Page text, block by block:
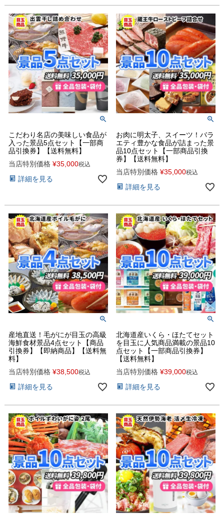
こだわり名店の美味しい食品が
入った景品5点セット【一部商
品引換券】【送料無料】
当店特別価格 ¥35,000税込
詳細を見る
お肉に明太子、スイーツ！バラ
エティ豊かな食品が詰まった景
品10点セット【一部商品引換
券】【送料無料】
当店特別価格 ¥35,000税込
詳細を見る
産地直送！毛がにが目玉の高級
海鮮食材景品4点セット【商品
引換券】【即納商品】【送料無
料】
当店特別価格 ¥38,500税込
詳細を見る
北海道産いくら・ほたてセット
を目玉に人気商品満載の景品10
点セット【一部商品引換券】
【送料無料】
当店特別価格 ¥39,000税込
詳細を見る